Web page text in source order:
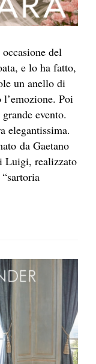
del
e lo ha fatto,
un anello di
Poi
evento.
elegantissima.
da Gaetano
Luigi, realizzato